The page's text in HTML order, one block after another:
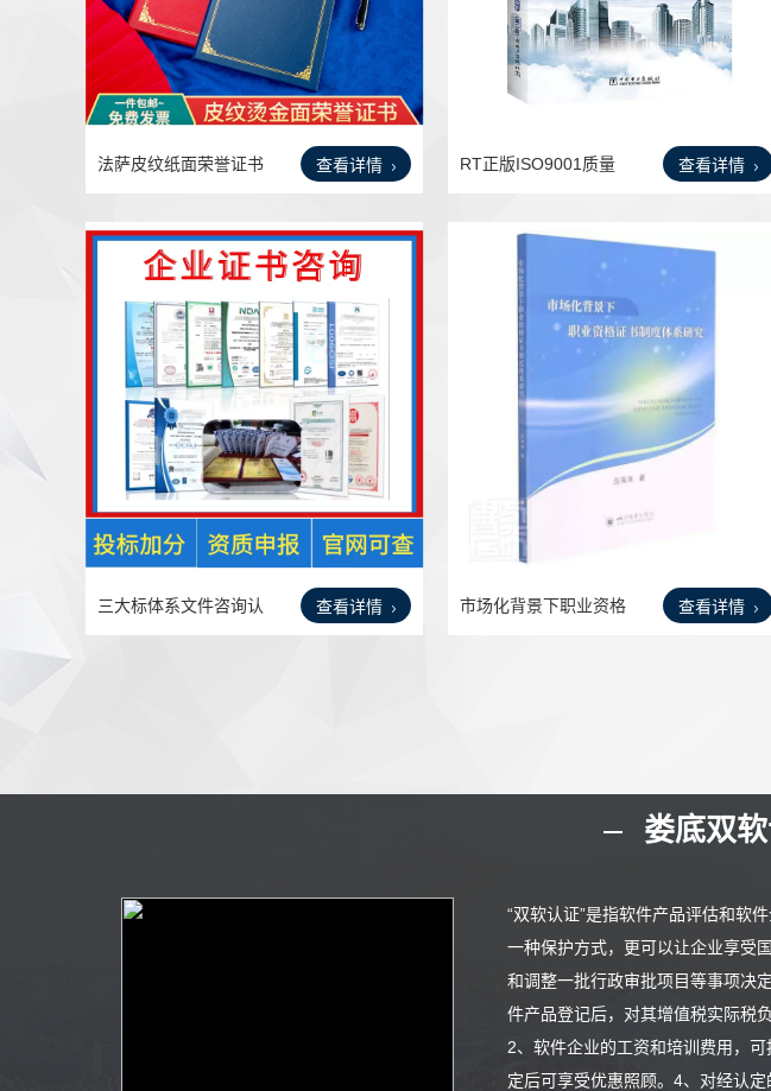
查看详情
法萨皮纹纸面荣誉证书
查看详情
RT正版ISO9001质量
查看详情
三大标体系文件咨询认
证企
查看详情
市场化背景下职业资格
娄底双
“双软认证”是指软件产品评估和软
一种保护方式，更可以让企业享受
和调整一批行政审批项目等事项决
件产品登记后，对其增值税实际税
2、软件企业的工资和培训费用，
定后可享受优惠照顾。4、对经认